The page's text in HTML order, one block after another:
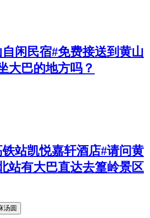
闲民宿#免费接送到黄山
大巴的地方吗？
铁站凯悦嘉轩酒店#请问黄
站有大巴直达去篁岭景区
汤圆